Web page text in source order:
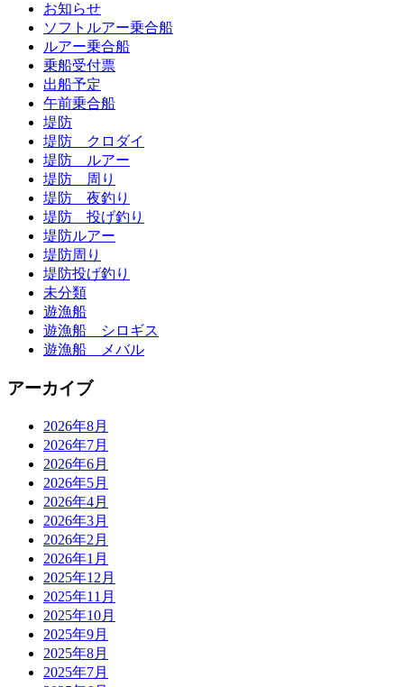
お知らせ
ソフトルアー乗合船
ルアー乗合船
乗船受付票
出船予定
午前乗合船
堤防
堤防 クロダイ
堤防 ルアー
堤防 周り
堤防 夜釣り
堤防 投げ釣り
堤防ルアー
堤防周り
堤防投げ釣り
未分類
遊漁船
遊漁船 シロギス
遊漁船 メバル
アーカイブ
2026年8月
2026年7月
2026年6月
2026年5月
2026年4月
2026年3月
2026年2月
2026年1月
2025年12月
2025年11月
2025年10月
2025年9月
2025年8月
2025年7月